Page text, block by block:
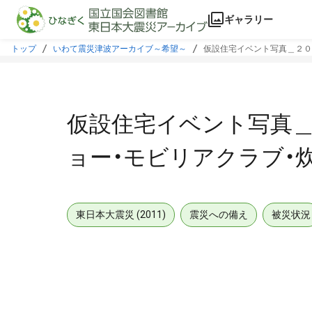
本文に飛ぶ
ギャラリー
トップ いわて震災津波アーカイブ～希望～ 仮設住宅イベント写真＿２
仮設住宅イベント写真
ョー・モビリアクラブ・
東日本大震災 (2011) 震災への備え 被災状況